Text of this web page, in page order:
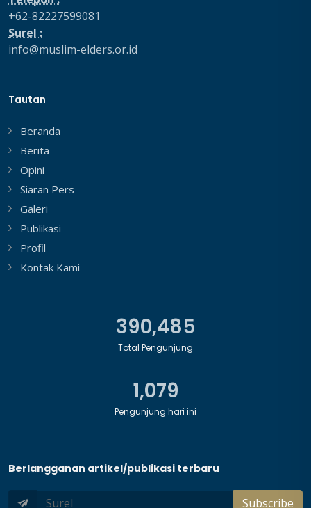
+62-82227599081
Surel :
info@muslim-elders.or.id
Tautan
Beranda
Berita
Opini
Siaran Pers
Galeri
Publikasi
Profil
Kontak Kami
478,648
Total Pengunjung
1,079
Pengunjung hari ini
Berlangganan artikel/publikasi terbaru
Subscribe